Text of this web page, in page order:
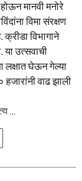
मानवी मनोरे
विमा संरक्षण
विभागाने
या उत्सवाची
लक्षात घेऊन गेल्या
हजारांनी वाढ झाली
...